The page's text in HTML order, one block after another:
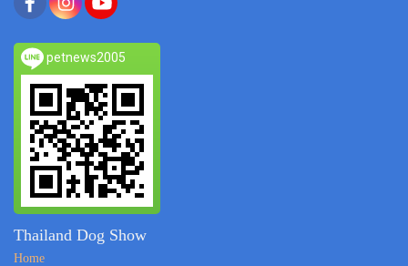
petnews2005
Thailand Dog Show
Home